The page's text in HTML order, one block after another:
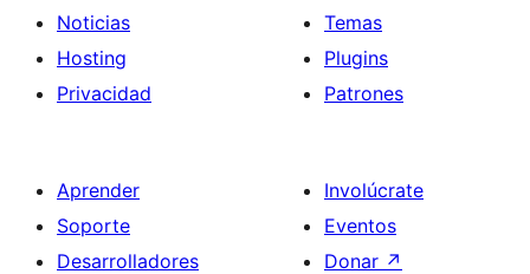
Noticias
Hosting
Privacidad
Temas
Plugins
Patrones
Aprender
Soporte
Desarrolladores
Involúcrate
Eventos
Donar ↗